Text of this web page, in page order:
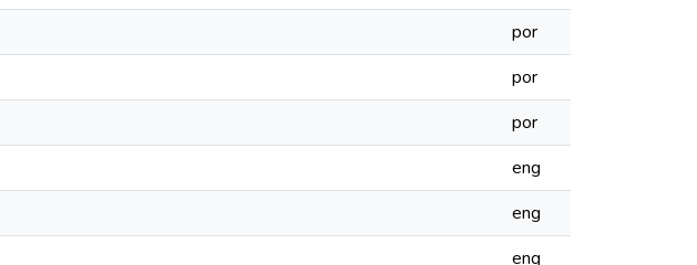
por
por
por
eng
eng
eng